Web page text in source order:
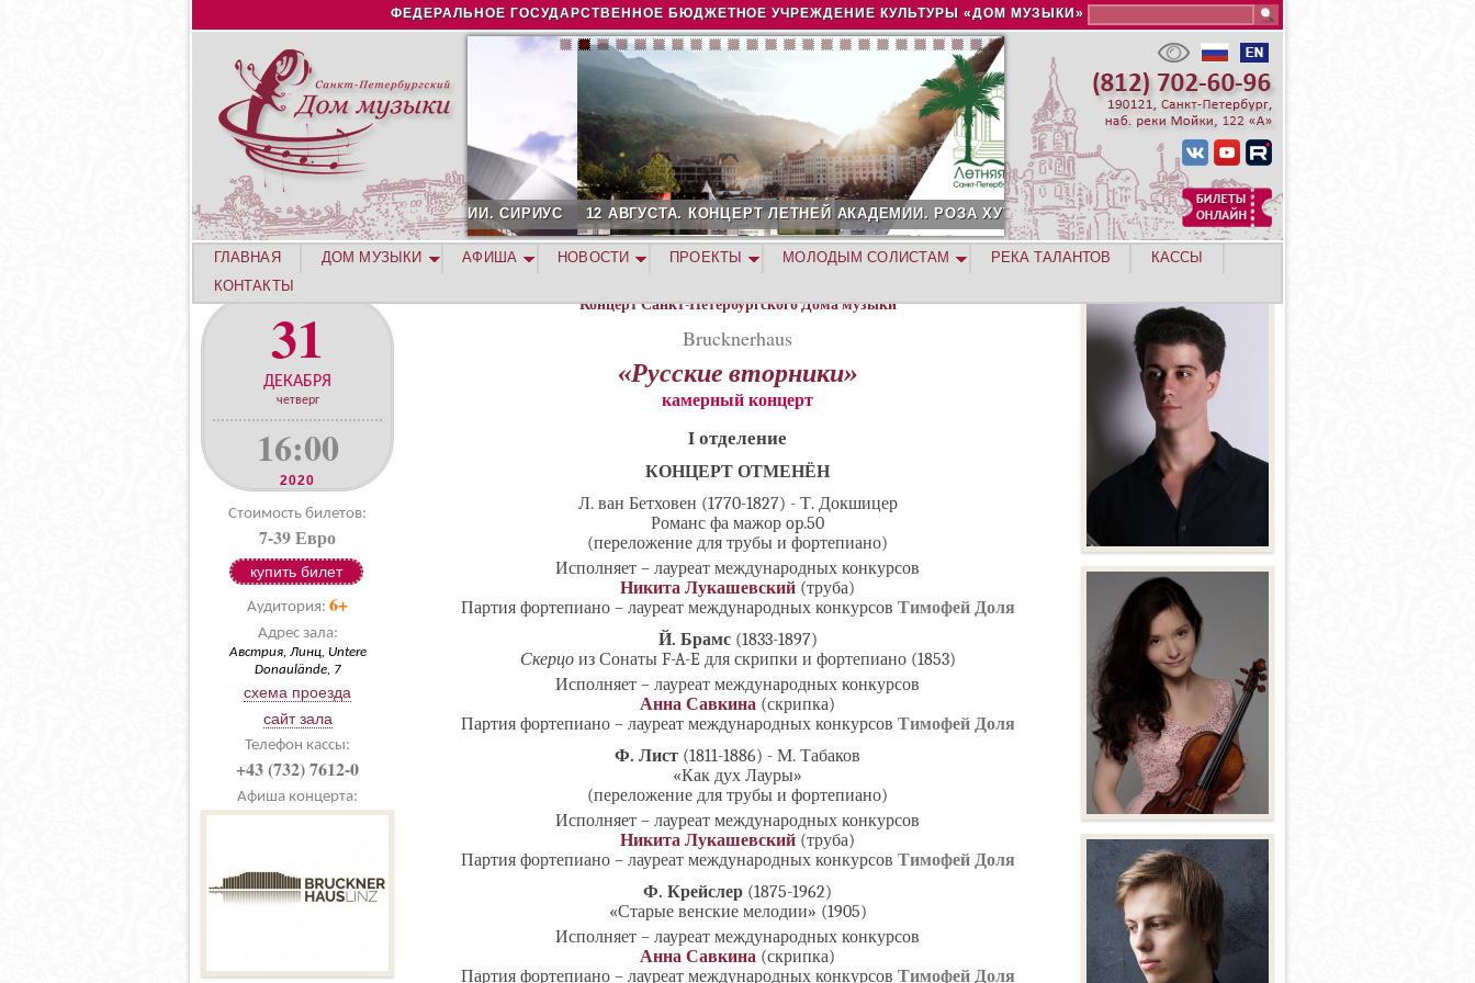
Jump to navigation
ФЕДЕРАЛЬНОЕ ГОСУДАРСТВЕННОЕ БЮДЖЕТНОЕ УЧРЕЖДЕНИЕ КУЛЬТУРЫ «ДОМ МУЗЫКИ»
12 АВГУСТА. КОНЦЕРТ ЛЕТНЕЙ АКАДЕМИИ. РОЗА ХУТОР
31
ДЕКАБРЯ
четверг
16:00
2020
Стоимость билетов:
7-39 Евро
купить билет
Аудитория: 6+
Адрес зала:
Австрия, Линц, Untere
Donaulände, 7
схема проезда
сайт зала
Телефон кассы:
+43 (732) 7612-0
Афиша концерта:
Концерт Санкт-Петербургского Дома музыки
Brucknerhaus
«Русские вторники»
камерный концерт
I отделение
КОНЦЕРТ ОТМЕНЁН
Л. ван Бетховен (1770-1827) - Т. Докшицер
Романс фа мажор op.50
(переложение для трубы и фортепиано)
Исполняет – лауреат международных конкурсов
Никита Лукашевский (труба)
Партия фортепиано – лауреат международных конкурсов Тимофей Доля
Й. Брамс(1833-1897)
Скерцоиз Сонаты F-A-E для скрипки и фортепиано (1853)
Исполняет – лауреат международных конкурсов
Анна Савкина (скрипка)
Партия фортепиано – лауреат международных конкурсов Тимофей Доля
Ф. Лист (1811-1886) - М. Табаков
«Как дух Лауры»
(переложение для трубы и фортепиано)
Исполняет – лауреат международных конкурсов
Никита Лукашевский (труба)
Партия фортепиано – лауреат международных конкурсов Тимофей Доля
Ф. Крейслер (1875-1962)
«Старые венские мелодии» (1905)
Исполняет – лауреат международных конкурсов
Анна Савкина (скрипка)
Партия фортепиано – лауреат международных конкурсов Тимофей Доля
ГЛАВНАЯ ДОМ МУЗЫКИ АФИША НОВОСТИ ПРОЕКТЫ МОЛОДЫМ СОЛИСТАМ РЕКА ТАЛАНТОВ
КАССЫ
КОНТАКТЫ